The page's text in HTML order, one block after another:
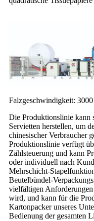
Falzgeschwindigkeit:
Die Produktionslinie kann
Servietten herstellen, um
chinesischer Verbraucher
Produktionslinie verfügt
Zählsteuerung und kann
oder individuell nach
Mehrschicht-
Beutelbündel-
vielfältigen Anforderungen
wird, und kann für die
Kartonpacker unseres
Bedienung der gesamten